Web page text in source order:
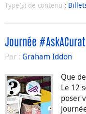
Type(s) de contenu :
Journée
Par : Graham Iddon
Que
Le 12
poser